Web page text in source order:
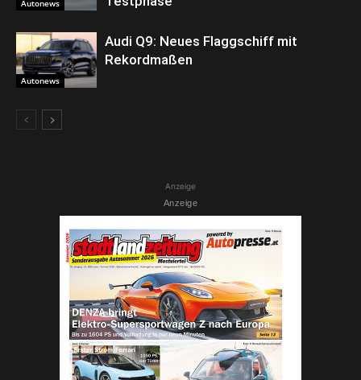
Autonews
Autonews
Audi Q9: Neues Flaggschiff mit
Rekordmaßen
Anzeige
Anzeige